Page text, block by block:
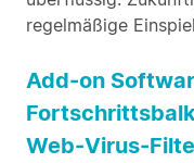
regelmäßige
Add-on
Web-Virus-